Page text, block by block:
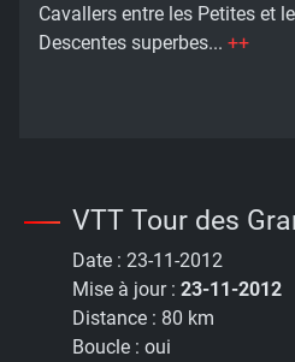
Cavallers entre les Petites et
Descentes superbes... ++
VTT Tour des
Date : 23-11-2012
Mise à jour : 23-11-2012
Distance : 80 km
Boucle : oui